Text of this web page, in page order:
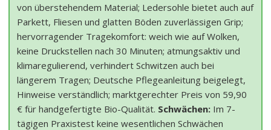
von überstehendem Material; Ledersohle bietet auch auf
Parkett, Fliesen und glatten Böden zuverlässigen Grip;
hervorragender Tragekomfort: weich wie auf Wolken,
keine Druckstellen nach 30 Minuten; atmungsaktiv und
klimaregulierend, verhindert Schwitzen auch bei
längerem Tragen; Deutsche Pflegeanleitung beigelegt,
Hinweise verständlich; marktgerechter Preis von 59,90
€ für handgefertigte Bio-Qualität. Schwächen: Im 7-
tägigen Praxistest keine wesentlichen Schwächen